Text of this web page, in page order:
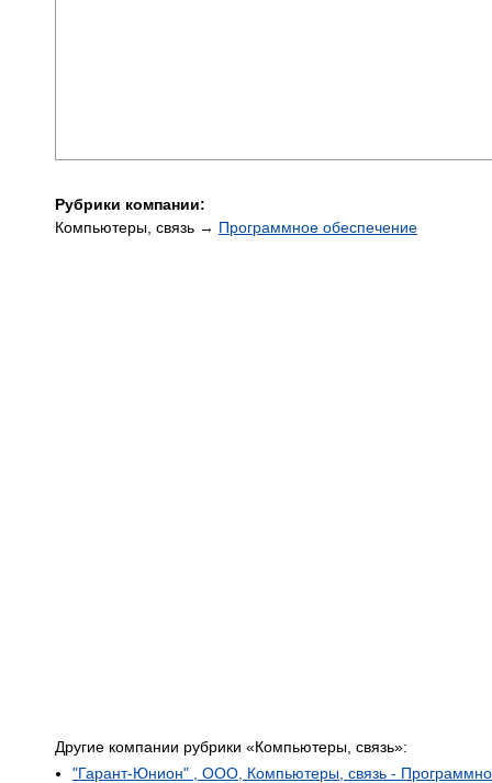
Рубрики компании:
Компьютеры, связь → Программное обеспечение
Другие компании рубрики «Компьютеры, связь»:
"Гарант-Юнион" , ООО, Компьютеры, связь -